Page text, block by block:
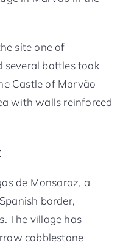
site one of
several battles took
Castle of Marvão
with walls reinforced
de Monsaraz, a
border,
The village has
cobblestone